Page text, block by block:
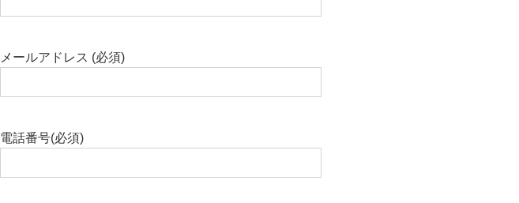
メールアドレス (必須)
電話番号(必須)